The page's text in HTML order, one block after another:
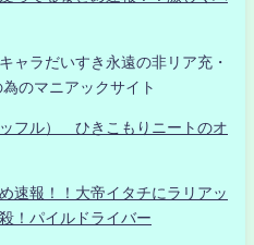
ャラだいすき永遠の非リア充・
のマニアックサイト
フル） ひきこもりニートのオ
速報！！大帝イタチにラリアッ
！パイルドライバー